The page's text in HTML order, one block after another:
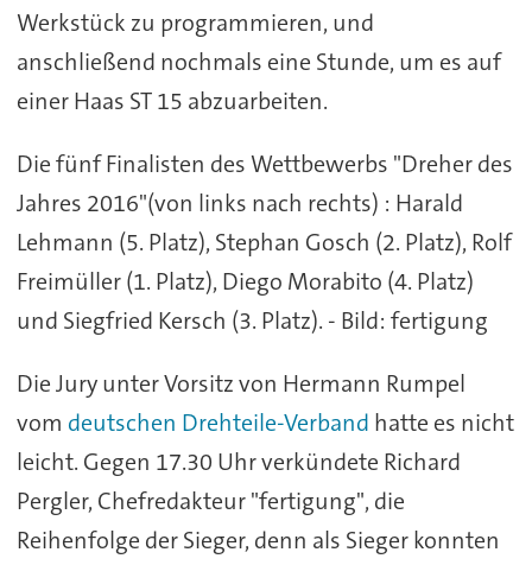
Werkstück zu programmieren, und
anschließend nochmals eine Stunde, um es auf
einer Haas ST 15 abzuarbeiten.
Die fünf Finalisten des Wettbewerbs "Dreher des
Jahres 2016"(von links nach rechts) : Harald
Lehmann (5. Platz), Stephan Gosch (2. Platz), Rolf
Freimüller (1. Platz), Diego Morabito (4. Platz)
und Siegfried Kersch (3. Platz). - Bild: fertigung
Die Jury unter Vorsitz von Hermann Rumpel
vom deutschen Drehteile-Verband hatte es nicht
leicht. Gegen 17.30 Uhr verkündete Richard
Pergler, Chefredakteur "fertigung", die
Reihenfolge der Sieger, denn als Sieger konnten